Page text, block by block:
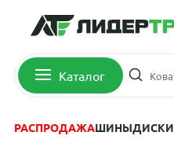
Каталог
РАСПРОДАЖАШИНЫДИСКИ